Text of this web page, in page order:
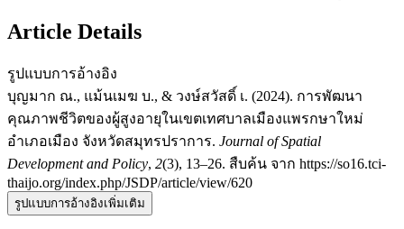
Article Details
รูปแบบการอ้างอิง
บุญมาก ณ., แม้นเมฆ บ., & วงษ์สวัสดิ์ เ. (2024). การพัฒนา
คุณภาพชีวิตของผู้สูงอายุในเขตเทศบาลเมืองแพรกษาใหม่
อำเภอเมือง จังหวัดสมุทรปราการ. Journal of Spatial
Development and Policy, 2(3), 13–26. สืบค้น จาก https://so16.tci-
thaijo.org/index.php/JSDP/article/view/620
รูปแบบการอ้างอิงเพิ่มเติม